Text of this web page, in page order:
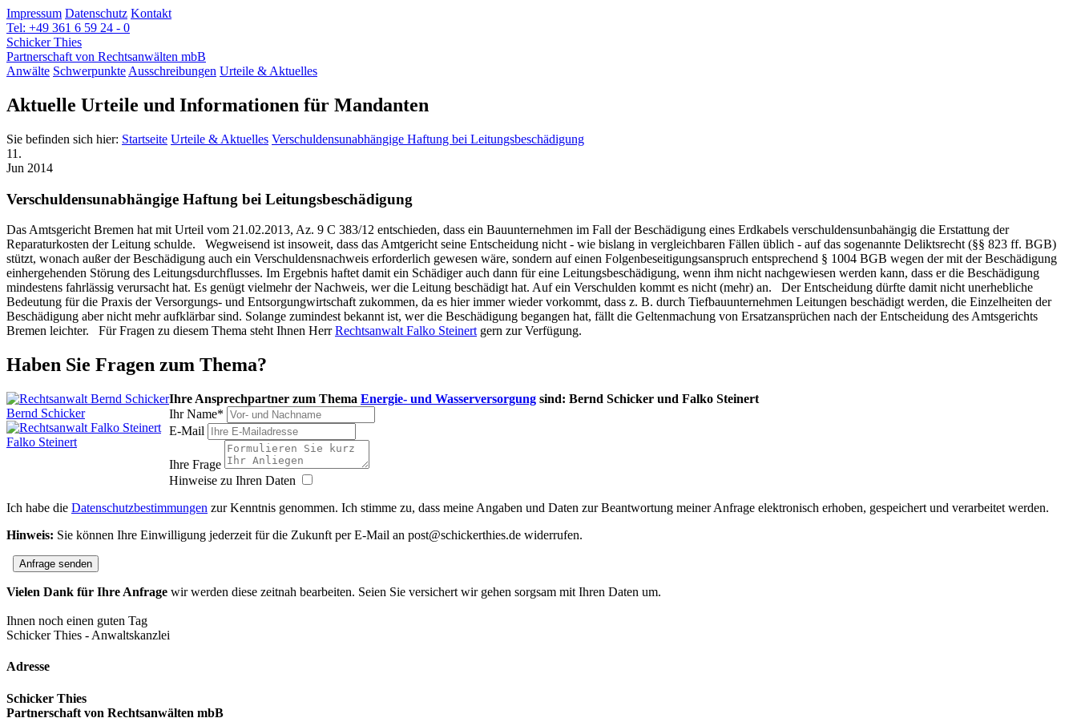
Impressum Datenschutz Kontakt
Tel: +49 361 6 59 24 - 0
Schicker Thies
Partnerschaft von Rechtsanwälten mbB
Anwälte Schwerpunkte Ausschreibungen Urteile & Aktuelles
Aktuelle Urteile und Informationen für Mandanten
Sie befinden sich hier: Startseite Urteile & Aktuelles Verschuldensunabhängige Haftung bei Leitungsbeschädigung
11.
Jun 2014
Verschuldensunabhängige Haftung bei Leitungsbeschädigung
Das Amtsgericht Bremen hat mit Urteil vom 21.02.2013, Az. 9 C 383/12 entschieden, dass ein Bauunternehmen im Fall der Beschädigung eines Erdkabels verschuldensunbahängig die Erstattung der
Reparaturkosten der Leitung schulde. Wegweisend ist insoweit, dass das Amtgericht seine Entscheidung nicht - wie bislang in vergleichbaren Fällen üblich - auf das sogenannte Deliktsrecht (§§ 823 ff. BGB)
stützt, wonach außer der Beschädigung auch ein Verschuldensnachweis erforderlich gewesen wäre, sondern auf einen Folgenbeseitigungsanspruch entsprechend § 1004 BGB wegen der mit der Beschädigung
einhergehenden Störung des Leitungsdurchflusses. Im Ergebnis haftet damit ein Schädiger auch dann für eine Leitungsbeschädigung, wenn ihm nicht nachgewiesen werden kann, dass er die Beschädigung
mindestens fahrlässig verursacht hat. Es genügt vielmehr der Nachweis, wer die Leitung beschädigt hat. Auf ein Verschulden kommt es nicht (mehr) an. Der Entscheidung dürfte damit nicht unerhebliche
Bedeutung für die Praxis der Versorgungs- und Entsorgungwirtschaft zukommen, da es hier immer wieder vorkommt, dass z. B. durch Tiefbauunternehmen Leitungen beschädigt werden, die Einzelheiten der
Beschädigung aber nicht mehr aufklärbar sind. Solange zumindest bekannt ist, wer die Beschädigung begangen hat, fällt die Geltenmachung von Ersatzansprüchen nach der Entscheidung des Amtsgerichts
Bremen leichter. Für Fragen zu diesem Thema steht Ihnen HerrRechtsanwalt Falko Steinert gern zur Verfügung.
Haben Sie Fragen zum Thema?
Ihre Ansprechpartner zum Thema Energie- und Wasserversorgung sind: Bernd Schicker und Falko Steinert
Bernd Schicker
Falko Steinert
Ihr Name*
E-Mail
Ihre Frage
Hinweise zu Ihren Daten
Ich habe die Datenschutzbestimmungen zur Kenntnis genommen. Ich stimme zu, dass meine Angaben und Daten zur Beantwortung meiner Anfrage elektronisch erhoben, gespeichert und verarbeitet werden.
Hinweis: Sie können Ihre Einwilligung jederzeit für die Zukunft per E-Mail an post@schickerthies.de widerrufen.
Anfrage senden
Vielen Dank für Ihre Anfrage wir werden diese zeitnah bearbeiten. Seien Sie versichert wir gehen sorgsam mit Ihren Daten um.
Ihnen noch einen guten Tag
Schicker Thies - Anwaltskanzlei
Adresse
Schicker Thies
Partnerschaft von Rechtsanwälten mbB